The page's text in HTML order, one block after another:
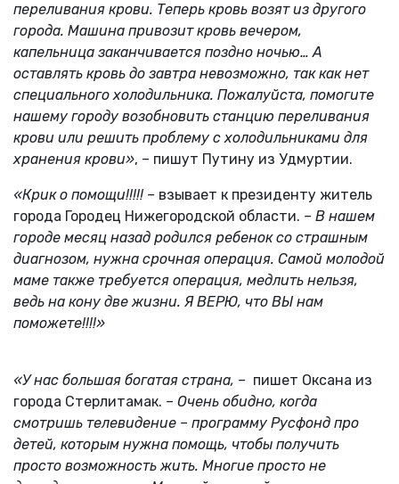
переливания крови. Теперь кровь возят из другого
города. Машина привозит кровь вечером,
капельница заканчивается поздно ночью… А
оставлять кровь до завтра невозможно, так как нет
специального холодильника. Пожалуйста, помогите
нашему городу возобновить станцию переливания
крови или решить проблему с холодильниками для
хранения крови», – пишут Путину из Удмуртии.
«Крик о помощи!!!!! – взывает к президенту житель
города Городец Нижегородской области. – В нашем
городе месяц назад родился ребенок со страшным
диагнозом, нужна срочная операция. Самой молодой
маме также требуется операция, медлить нельзя,
ведь на кону две жизни. Я ВЕРЮ, что ВЫ нам
поможете!!!!»
«У нас большая богатая страна, – пишет Оксана из
города Стерлитамак. – Очень обидно, когда
смотришь телевидение – программу Русфонд про
детей, которым нужна помощь, чтобы получить
просто возможность жить. Многие просто не